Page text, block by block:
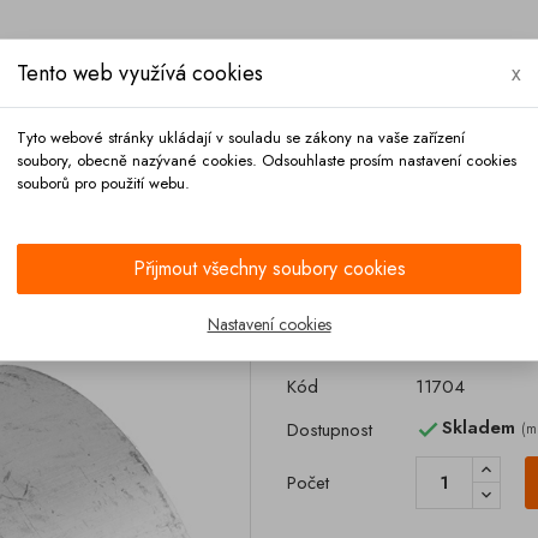
Trubka s
Kód
11704
Dostupnost
Skladem
Počet
Tento web využívá cookies x
Tyto webové stránky ukládají v souladu se zákony na vaše zařízení
soubory, obecně nazývané cookies. Odsouhlaste prosím nastavení cookies
souborů pro použití webu.
Přijmout všechny soubory cookies
Nastavení cookies